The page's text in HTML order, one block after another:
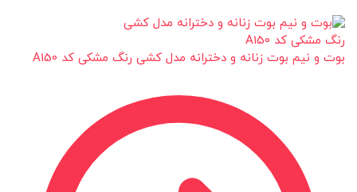
بوت و نیم بوت زنانه و دخترانه مدل کشی رنگ مشکی کد A150